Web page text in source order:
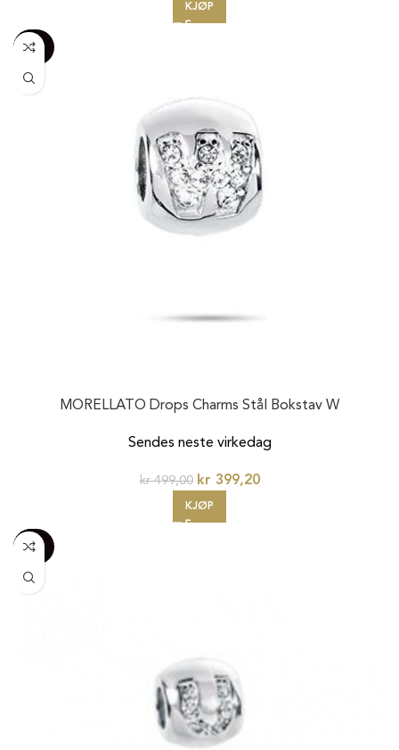
KJØP
-100%
20%
MORELLATO Drops Charms Stål Bokstav W
Sendes neste virkedag
kr499,00 kr 399,20
KJØP
-100%
20%